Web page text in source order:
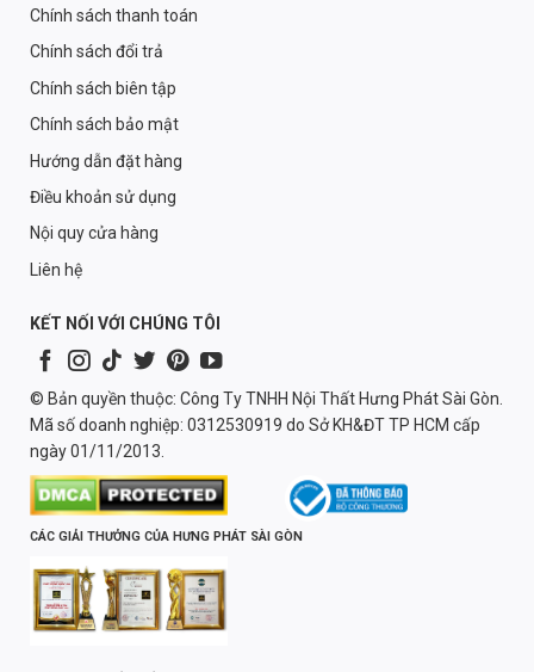
Chính sách thanh toán
Chính sách đổi trả
Chính sách biên tập
Chính sách bảo mật
Hướng dẫn đặt hàng
Điều khoản sử dụng
Nội quy cửa hàng
Liên hệ
KẾT NỐI VỚI CHÚNG TÔI
© Bản quyền thuộc: Công Ty TNHH Nội Thất Hưng Phát Sài Gòn.
Mã số doanh nghiệp: 0312530919 do Sở KH&ĐT TP HCM cấp
ngày 01/11/2013.
CÁC GIẢI THƯỞNG CỦA HƯNG PHÁT SÀI GÒN